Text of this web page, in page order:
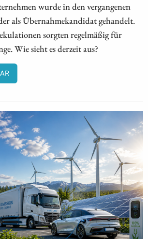
wurde in den vergangenen
als Übernahmekandidat gehandelt.
sorgten regelmäßig für
Wie sieht es derzeit aus?